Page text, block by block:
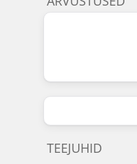
TEEJUHID